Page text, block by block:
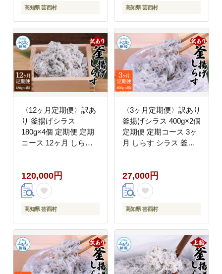
高知県 芸西村 高知県 芸西村
〈12ヶ月定期便〉訳あ
り 釜揚げシラス
180g×4個 定期便 定期
コース 12ヶ月 しらす
り ワケあり 不揃い し
らす丼 海鮮丼 お茶漬け
120,000円
高知県 芸西村
〈3ヶ月定期便〉訳あり
釜揚げシラス 400g×2個
定期便 定期コース 3ヶ
月 しらす シラス 釜揚
不揃い しらす丼 海鮮丼
お茶漬け
27,000円
高知県 芸西村